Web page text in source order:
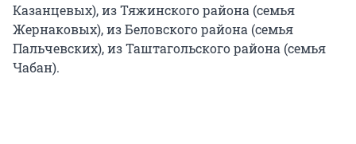
Казанцевых), из Тяжинского района (семья
Жернаковых), из Беловского района (семья
Пальчевских), из Таштагольского района (семья
Чабан).